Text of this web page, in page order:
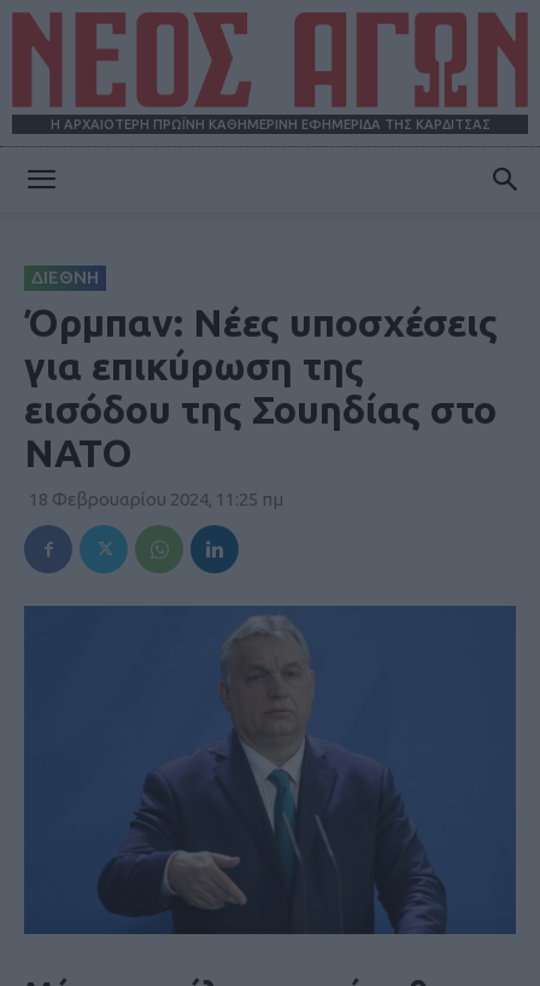
Η ΑΡΧΑΙΟΤΕΡΗ ΠΡΩΪΝΗ ΚΑΘΗΜΕΡΙΝΗ ΕΦΗΜΕΡΙΔΑ ΤΗΣ ΚΑΡΔΙΤΣΑΣ
ΔΙΕΘΝΗ
Όρμπαν: Νέες υποσχέσεις
για επικύρωση της
εισόδου της Σουηδίας στο
ΝΑΤΟ
18 Φεβρουαρίου 2024, 11:25 πμ